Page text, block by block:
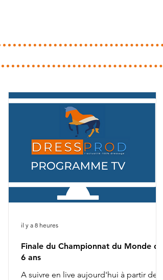
Finale du Championnat du Monde des
6 ans
A suivre en live aujourd'hui à partir de
il y a 8 heures